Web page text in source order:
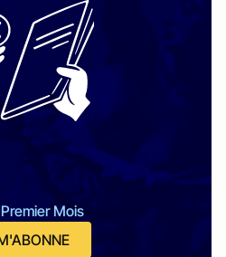
Mois